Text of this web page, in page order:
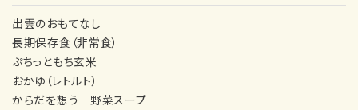
出雲のおもてなし
長期保存食（非常食）
ぷちっともち玄米
おかゆ（レトルト）
からだを想う 野菜スープ